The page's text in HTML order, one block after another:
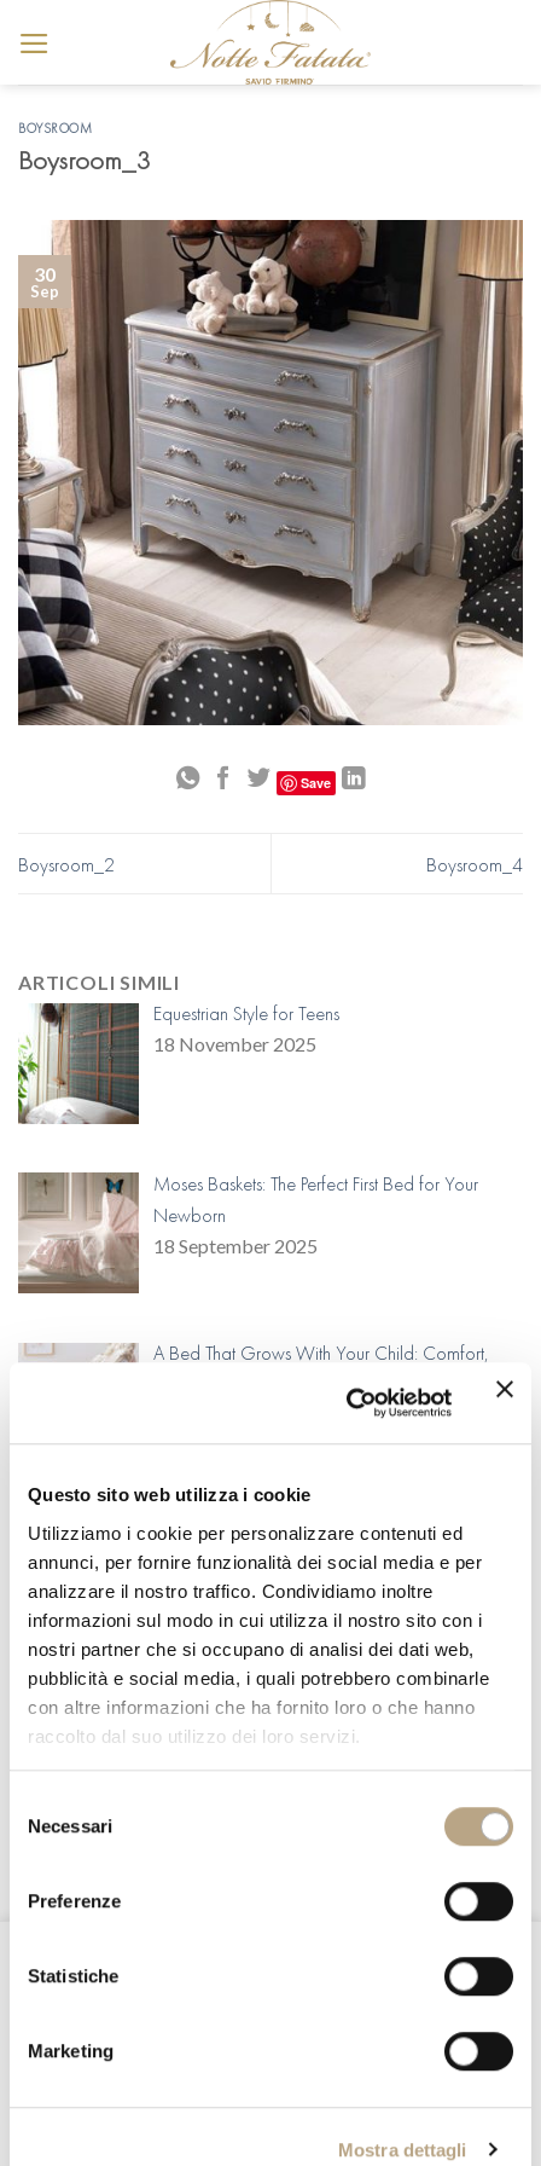
Questo sito web utilizza i cookie
Utilizziamo i cookie per personalizzare contenuti ed
annunci, per fornire funzionalità dei social media e per
analizzare il nostro traffico. Condividiamo inoltre
informazioni sul modo in cui utilizza il nostro sito con i
nostri partner che si occupano di analisi dei dati web,
pubblicità e social media, i quali potrebbero combinarle
con altre informazioni che ha fornito loro o che hanno
raccolto dal suo utilizzo dei loro servizi.
delNecessari
Preferenze
Statistiche
Marketing
Mostra dettagli
BOYSROOM
Boysroom_3
30
Sep
Save
Boysroom_2 Boysroom_4
ARTICOLI SIMILI
Equestrian Style for Teens
18 November 2025
Moses Baskets: The Perfect First Bed for Your
Newborn
18 September 2025
A Bed That Grows With Your Child: Comfort,
Continuity, and Craftsmanship
Cosy Outdoor Haven for Kids
14 July 2025
A Gentle Escape: Designing a Feminine Girl’s
Room with Timeless Elegance
WeChat